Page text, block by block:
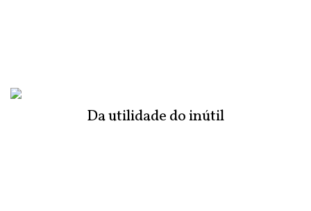
Da utilidade do inútil